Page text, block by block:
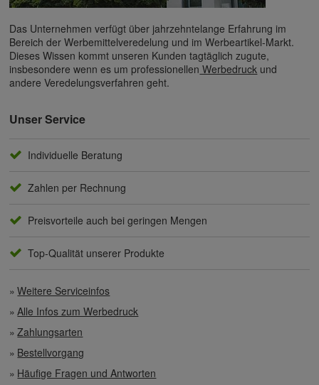
Das Unternehmen verfügt über jahrzehntelange Erfahrung im
Bereich der Werbemittelveredelung und im Werbeartikel-Markt.
Dieses Wissen kommt unseren Kunden tagtäglich zugute,
insbesondere wenn es um professionellen Werbedruck und
andere Veredelungsverfahren geht.
Unser Service
Individuelle Beratung
Zahlen per Rechnung
Preisvorteile auch bei geringen Mengen
Top-Qualität unserer Produkte
Weitere Serviceinfos
Alle Infos zum Werbedruck
Zahlungsarten
Bestellvorgang
Häufige Fragen und Antworten